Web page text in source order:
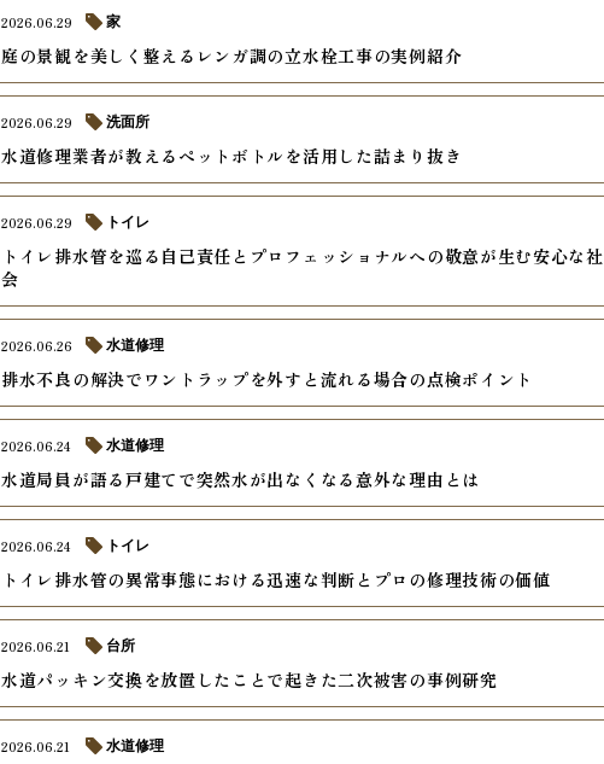
庭の景観を美しく整えるレンガ調の立水栓工事の実例紹介
2026.06.29 家
水道修理業者が教えるペットボトルを活用した詰まり抜き
2026.06.29 洗面所
トイレ排水管を巡る自己責任とプロフェッショナルへの敬意が生む安心な社
会
2026.06.29 トイレ
排水不良の解決でワントラップを外すと流れる場合の点検ポイント
2026.06.26 水道修理
水道局員が語る戸建てで突然水が出なくなる意外な理由とは
2026.06.24 水道修理
トイレ排水管の異常事態における迅速な判断とプロの修理技術の価値
2026.06.24 トイレ
水道パッキン交換を放置したことで起きた二次被害の事例研究
2026.06.21 台所
2026.06.21 水道修理